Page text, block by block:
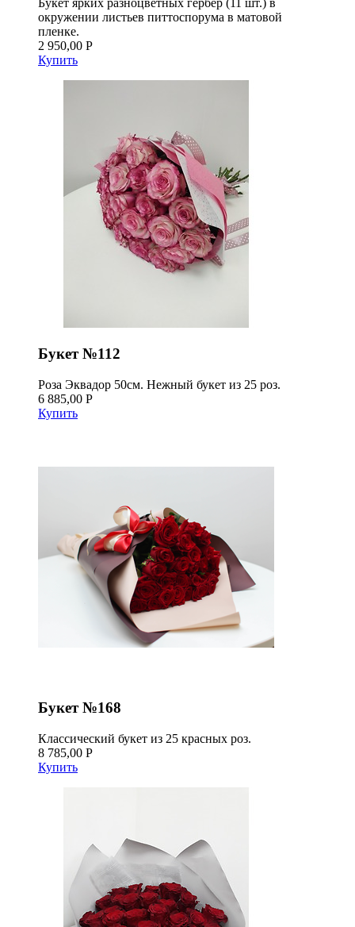
окружении листьев питтоспорума в матовой
пленке.
2 950,00 Р
Купить
Букет №112
Роза Эквадор 50см. Нежный букет из 25 роз.
6 885,00 Р
Купить
Букет №168
Классический букет из 25 красных роз.
8 785,00 Р
Купить